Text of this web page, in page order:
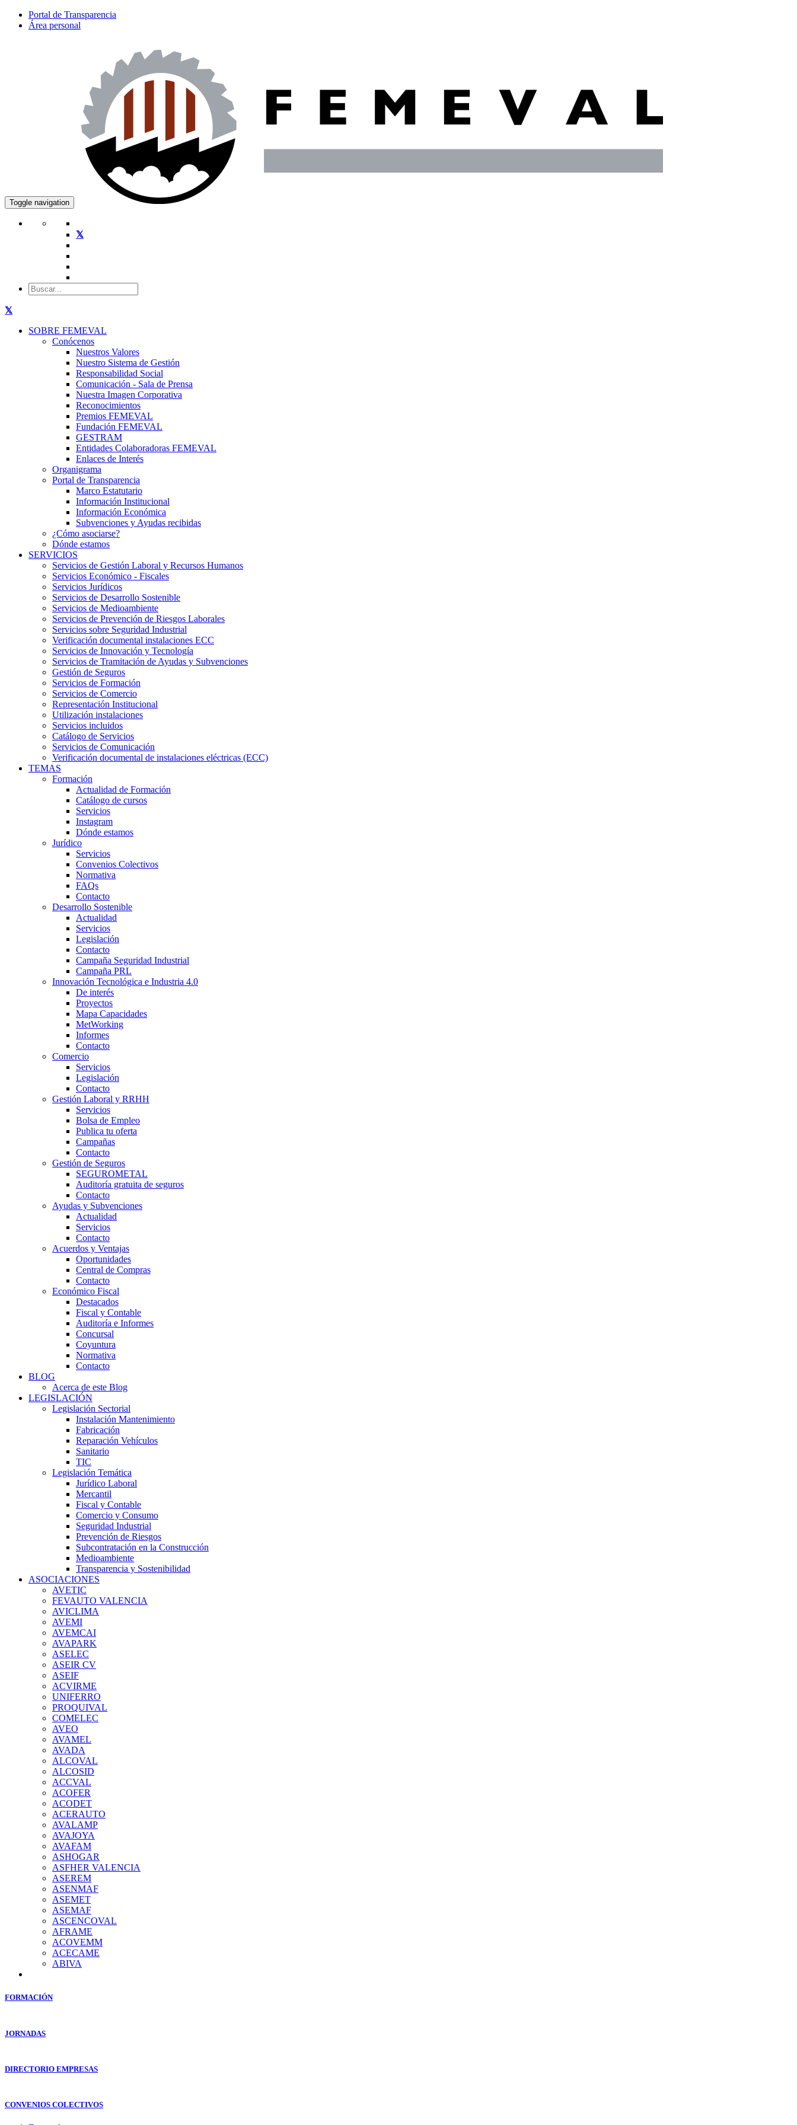
Portal de Transparencia
Área personal
Toggle navigation
SOBRE FEMEVAL
Conócenos
Nuestros Valores
Nuestro Sistema de Gestión
Responsabilidad Social
Comunicación - Sala de Prensa
Nuestra Imagen Corporativa
Reconocimientos
Premios FEMEVAL
Fundación FEMEVAL
GESTRAM
Entidades Colaboradoras FEMEVAL
Enlaces de Interés
Organigrama
Portal de Transparencia
Marco Estatutario
Información Institucional
Información Económica
Subvenciones y Ayudas recibidas
¿Cómo asociarse?
Dónde estamos
SERVICIOS
Servicios de Gestión Laboral y Recursos Humanos
Servicios Económico - Fiscales
Servicios Jurídicos
Servicios de Desarrollo Sostenible
Servicios de Medioambiente
Servicios de Prevención de Riesgos Laborales
Servicios sobre Seguridad Industrial
Verificación documental instalaciones ECC
Servicios de Innovación y Tecnología
Servicios de Tramitación de Ayudas y Subvenciones
Gestión de Seguros
Servicios de Formación
Servicios de Comercio
Representación Institucional
Utilización instalaciones
Servicios incluidos
Catálogo de Servicios
Servicios de Comunicación
Verificación documental de instalaciones eléctricas (ECC)
TEMAS
Formación
Actualidad de Formación
Catálogo de cursos
Servicios
Instagram
Dónde estamos
Jurídico
Servicios
Convenios Colectivos
Normativa
FAQs
Contacto
Desarrollo Sostenible
Actualidad
Servicios
Legislación
Contacto
Campaña Seguridad Industrial
Campaña PRL
Innovación Tecnológica e Industria 4.0
De interés
Proyectos
Mapa Capacidades
MetWorking
Informes
Contacto
Comercio
Servicios
Legislación
Contacto
Gestión Laboral y RRHH
Servicios
Bolsa de Empleo
Publica tu oferta
Campañas
Contacto
Gestión de Seguros
SEGUROMETAL
Auditoría gratuita de seguros
Contacto
Ayudas y Subvenciones
Actualidad
Servicios
Contacto
Acuerdos y Ventajas
Oportunidades
Central de Compras
Contacto
Económico Fiscal
Destacados
Fiscal y Contable
Auditoría e Informes
Concursal
Coyuntura
Normativa
Contacto
BLOG
Acerca de este Blog
LEGISLACIÓN
Legislación Sectorial
Instalación Mantenimiento
Fabricación
Reparación Vehículos
Sanitario
TIC
Legislación Temática
Jurídico Laboral
Mercantil
Fiscal y Contable
Comercio y Consumo
Seguridad Industrial
Prevención de Riesgos
Subcontratación en la Construcción
Medioambiente
Transparencia y Sostenibilidad
ASOCIACIONES
AVETIC
FEVAUTO VALENCIA
AVICLIMA
AVEMI
AVEMCAI
AVAPARK
ASELEC
ASEIR CV
ASEIF
ACVIRME
UNIFERRO
PROQUIVAL
COMELEC
AVEO
AVAMEL
AVADA
ALCOVAL
ALCOSID
ACCVAL
ACOFER
ACODET
ACERAUTO
AVALAMP
AVAJOYA
AVAFAM
ASHOGAR
ASFHER VALENCIA
ASEREM
ASENMAF
ASEMET
ASEMAF
ASCENCOVAL
AFRAME
ACOVEMM
ACECAME
ABIVA
FORMACIÓN
JORNADAS
DIRECTORIO EMPRESAS
CONVENIOS COLECTIVOS